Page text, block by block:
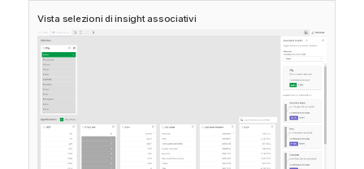
Vista selezioni di insight associativi